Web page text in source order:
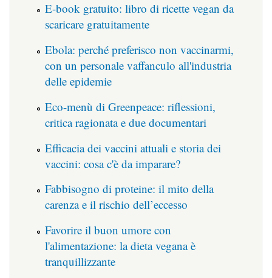
E-book gratuito: libro di ricette vegan da
scaricare gratuitamente
Ebola: perché preferisco non vaccinarmi,
con un personale vaffanculo all'industria
delle epidemie
Eco-menù di Greenpeace: riflessioni,
critica ragionata e due documentari
Efficacia dei vaccini attuali e storia dei
vaccini: cosa c'è da imparare?
Fabbisogno di proteine: il mito della
carenza e il rischio dell’eccesso
Favorire il buon umore con
l'alimentazione: la dieta vegana è
tranquillizzante